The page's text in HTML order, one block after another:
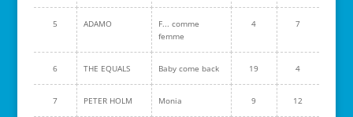
5 ADAMO
F... comme
femme
4 7
6 THE EQUALS Baby come back 19 4
7 PETER HOLM Monia 9 12